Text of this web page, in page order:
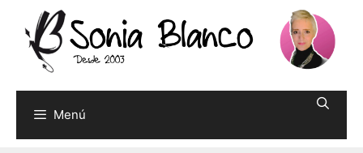
contenido
Menú